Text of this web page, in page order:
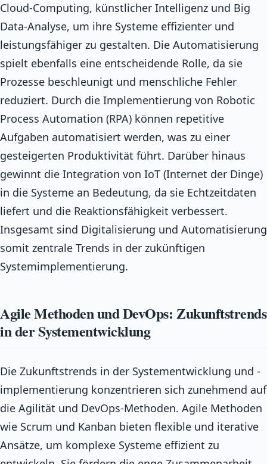
Cloud-Computing, künstlicher Intelligenz und Big
Data-Analyse, um ihre Systeme effizienter und
leistungsfähiger zu gestalten. Die Automatisierung
spielt ebenfalls eine entscheidende Rolle, da sie
Prozesse beschleunigt und menschliche Fehler
reduziert. Durch die Implementierung von Robotic
Process Automation (RPA) können repetitive
Aufgaben automatisiert werden, was zu einer
gesteigerten Produktivität führt. Darüber hinaus
gewinnt die Integration von IoT (Internet der Dinge)
in die Systeme an Bedeutung, da sie Echtzeitdaten
liefert und die Reaktionsfähigkeit verbessert.
Insgesamt sind Digitalisierung und Automatisierung
somit zentrale Trends in der zukünftigen
Systemimplementierung.
Agile Methoden und DevOps: Zukunftstrends
in der Systementwicklung
Die Zukunftstrends in der Systementwicklung und -
implementierung konzentrieren sich zunehmend auf
die Agilität und DevOps-Methoden. Agile Methoden
wie Scrum und Kanban bieten flexible und iterative
Ansätze, um komplexe Systeme effizient zu